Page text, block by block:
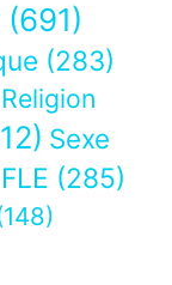
(691)
(283)
Religion
Sexe
(285)